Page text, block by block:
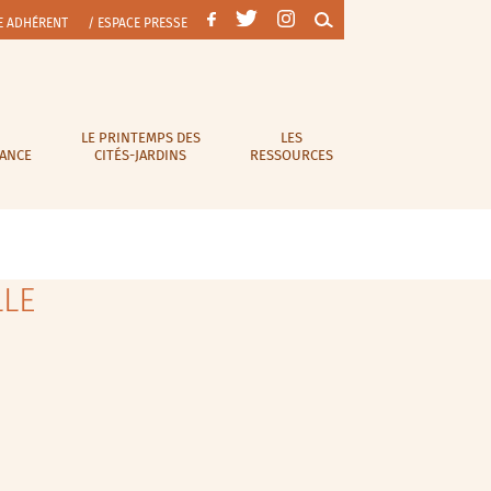
ADHÉRENT / ESPACE PRESSE
LE PRINTEMPS DES
CITÉS-JARDINS
LES
RESSOURCES